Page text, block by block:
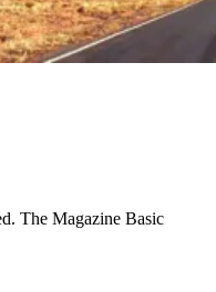
The Magazine Basic